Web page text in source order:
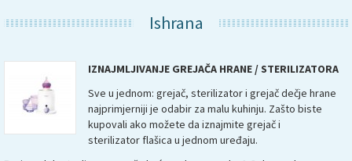
Ishrana
IZNAJMLJIVANJE GREJAČA HRANE / STERILIZATORA
Sve u jednom: grejač, sterilizator i grejač dečje hrane
najprimjerniji je odabir za malu kuhinju. Zašto biste
kupovali ako možete da iznajmite grejač i
sterilizator flašica u jednom uređaju.